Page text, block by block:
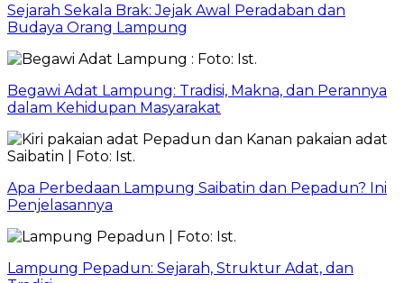
Sejarah Sekala Brak: Jejak Awal Peradaban dan
Budaya Orang Lampung
Begawi Adat Lampung: Tradisi, Makna, dan Perannya
dalam Kehidupan Masyarakat
Apa Perbedaan Lampung Saibatin dan Pepadun? Ini
Penjelasannya
Lampung Pepadun: Sejarah, Struktur Adat, dan